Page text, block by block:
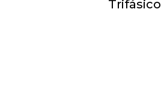
Trifásico